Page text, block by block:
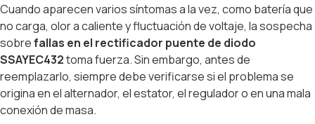
Cuando aparecen varios síntomas a la vez, como batería que
no carga, olor a caliente y fluctuación de voltaje, la sospecha
sobrefallas en el rectificador puente de diodo
SSAYEC432toma fuerza. Sin embargo, antes de
reemplazarlo, siempre debe verificarse si el problema se
origina en el alternador, el estator, el regulador o en una mala
conexión de masa.